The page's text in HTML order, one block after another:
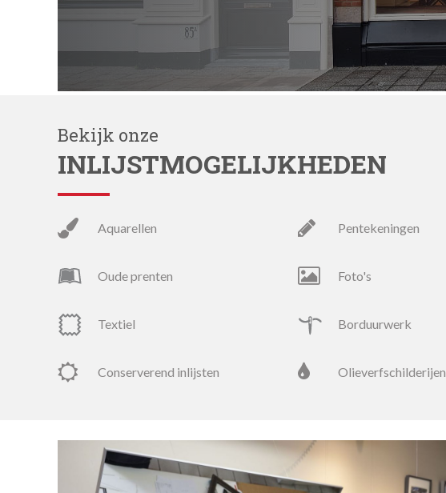
Bekijk onze
INLIJSTMOGELIJKHEDEN
aquarellen
oude prenten
textiel
conserverend inlijsten
pentekeningen
foto's
borduurwerk
olieverfschilderijen